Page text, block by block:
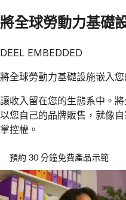
將全球勞動力基礎
DEEL EMBEDDED
將全球勞動力基礎設施嵌入
讓收入留在您的生態系中。
以您自己的品牌販售，就像
掌控權。
預約 30 分鐘免費產品示範